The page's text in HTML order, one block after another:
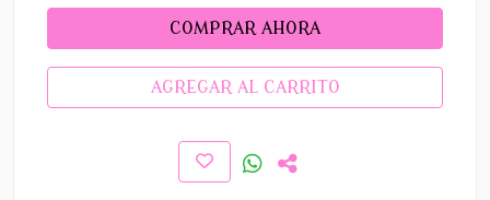
COMPRAR AHORA
AGREGAR AL CARRITO